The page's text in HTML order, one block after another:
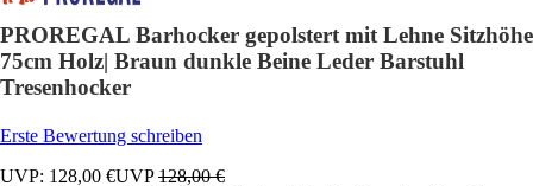
PROREGAL Barhocker gepolstert mit Lehne Sitzhöhe
75cm Holz| Braun dunkle Beine Leder Barstuhl
Tresenhocker
Erste Bewertung schreiben
UVP: 128,00 €UVP128,00 €